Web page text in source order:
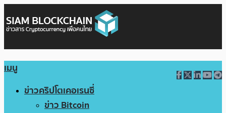
เมนู
ข่าวคริปโตเคอเรนซี่
ข่าว Bitcoin